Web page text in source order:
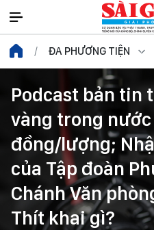
ĐA PHƯƠNG TIỆN
Podcast bản tin
vàng trong
đồng/lượng;
của Tập đoàn
Chánh Văn
Thít khai gì?